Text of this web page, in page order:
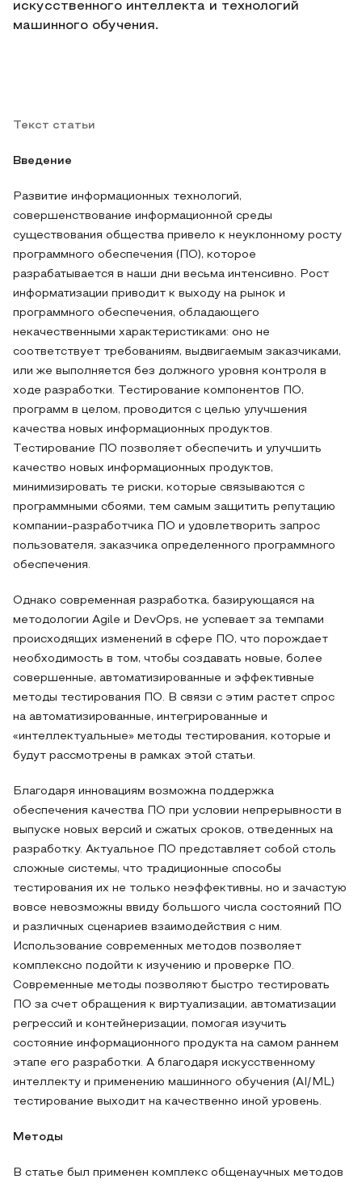
искусственного интеллекта и технологий
машинного обучения.
Текст статьи
Введение
Развитие информационных технологий,
совершенствование информационной среды
существования общества привело к неуклонному росту
программного обеспечения (ПО), которое
разрабатывается в наши дни весьма интенсивно. Рост
информатизации приводит к выходу на рынок и
программного обеспечения, обладающего
некачественными характеристиками: оно не
соответствует требованиям, выдвигаемым заказчиками,
или же выполняется без должного уровня контроля в
ходе разработки. Тестирование компонентов ПО,
программ в целом, проводится с целью улучшения
качества новых информационных продуктов.
Тестирование ПО позволяет обеспечить и улучшить
качество новых информационных продуктов,
минимизировать те риски, которые связываются с
программными сбоями, тем самым защитить репутацию
компании-разработчика ПО и удовлетворить запрос
пользователя, заказчика определенного программного
обеспечения.
Однако современная разработка, базирующаяся на
методологии Agile и DevOps, не успевает за темпами
происходящих изменений в сфере ПО, что порождает
необходимость в том, чтобы создавать новые, более
совершенные, автоматизированные и эффективные
методы тестирования ПО. В связи с этим растет спрос
на автоматизированные, интегрированные и
«интеллектуальные» методы тестирования, которые и
будут рассмотрены в рамках этой статьи.
Благодаря инновациям возможна поддержка
обеспечения качества ПО при условии непрерывности в
выпуске новых версий и сжатых сроков, отведенных на
разработку. Актуальное ПО представляет собой столь
сложные системы, что традиционные способы
тестирования их не только неэффективны, но и зачастую
вовсе невозможны ввиду большого числа состояний ПО
и различных сценариев взаимодействия с ним.
Использование современных методов позволяет
комплексно подойти к изучению и проверке ПО.
Современные методы позволяют быстро тестировать
ПО за счет обращения к виртуализации, автоматизации
регрессий и контейнеризации, помогая изучить
состояние информационного продукта на самом раннем
этапе его разработки. А благодаря искусственному
интеллекту и применению машинного обучения (AI/ML)
тестирование выходит на качественно иной уровень.
Методы
В статье был применен комплекс общенаучных методов